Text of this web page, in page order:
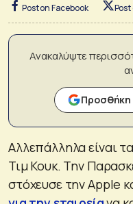
Post on Facebook Post
Ανακαλύψτε
Προσθήκη
Αλλεπάλληλα είναι
Τιμ Κουκ. Την
στόχευσε την Apple